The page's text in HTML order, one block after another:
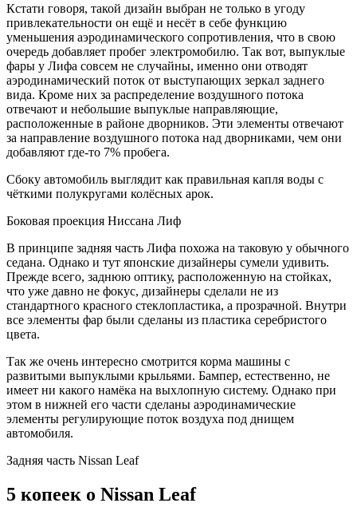
Кстати говоря, такой дизайн выбран не только в угоду
привлекательности он ещё и несёт в себе функцию
уменьшения аэродинамического сопротивления, что в свою
очередь добавляет пробег электромобилю. Так вот, выпуклые
фары у Лифа совсем не случайны, именно они отводят
аэродинамический поток от выступающих зеркал заднего
вида. Кроме них за распределение воздушного потока
отвечают и небольшие выпуклые направляющие,
расположенные в районе дворников. Эти элементы отвечают
за направление воздушного потока над дворниками, чем они
добавляют где-то 7% пробега.
Сбоку автомобиль выглядит как правильная капля воды с
чёткими полукругами колёсных арок.
Боковая проекция Ниссана Лиф
В принципе задняя часть Лифа похожа на таковую у обычного
седана. Однако и тут японские дизайнеры сумели удивить.
Прежде всего, заднюю оптику, расположенную на стойках,
что уже давно не фокус, дизайнеры сделали не из
стандартного красного стеклопластика, а прозрачной. Внутри
все элементы фар были сделаны из пластика серебристого
цвета.
Так же очень интересно смотрится корма машины с
развитыми выпуклыми крыльями. Бампер, естественно, не
имеет ни какого намёка на выхлопную систему. Однако при
этом в нижней его части сделаны аэродинамические
элементы регулирующие поток воздуха под днищем
автомобиля.
Задняя часть Nissan Leaf
5 копеек о Nissan Leaf